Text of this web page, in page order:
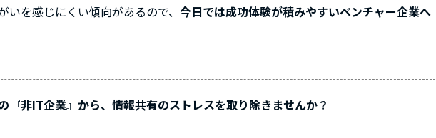
を感じにくい傾向があるので、 今日では成功体験が積みやすいベンチャー企業へ
『非IT企業』から、情報共有のストレスを取り除きませんか？